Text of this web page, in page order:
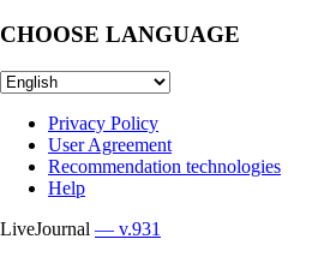
CHOOSE LANGUAGE
Privacy Policy
User Agreement
Recommendation technologies
Help
LiveJournal — v.931